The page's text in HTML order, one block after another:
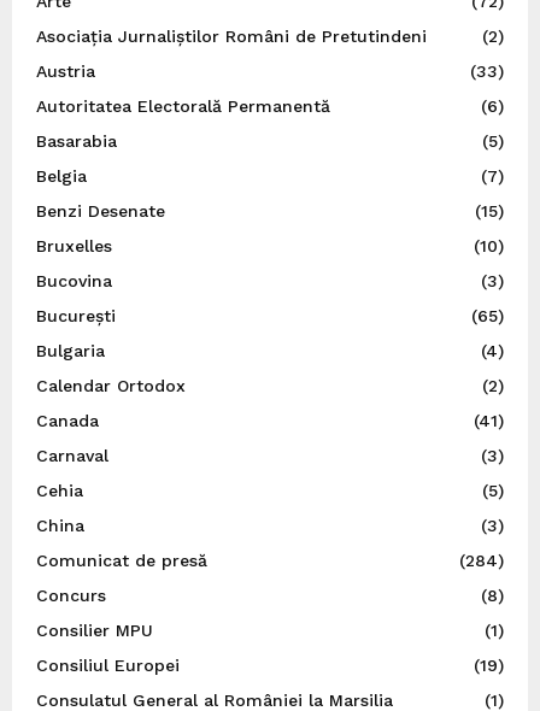
Asociația Jurnaliștilor Români de Pretutindeni
(2)
Austria
(33)
Autoritatea Electorală Permanentă
(6)
Basarabia
(5)
Belgia
(7)
Benzi Desenate
(15)
Bruxelles
(10)
Bucovina
(3)
București
(65)
Bulgaria
(4)
Calendar Ortodox
(2)
Canada
(41)
Carnaval
(3)
Cehia
(5)
China
(3)
Comunicat de presă
(284)
Concurs
(8)
Consilier MPU
(1)
Consiliul Europei
(19)
Consulatul General al României la Marsilia
(1)